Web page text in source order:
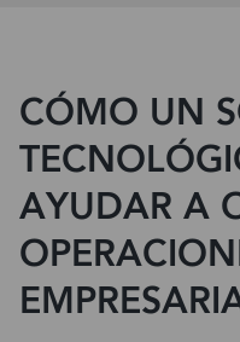
CÓMO UN
AYUDAR A